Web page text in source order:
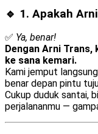
🔹 1. Apakah
✅ Ya, benar!
Dengan Arni
ke sana kemari.
Kami jemput
benar depan pintu
Cukup duduk santai,
perjalananmu —